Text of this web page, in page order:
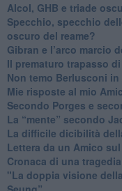
​Alcol, GHB e triade
​Specchio, specchio
oscuro del reame?
​Gibran e l’arco marcio
​Il prematuro trapasso di
​Non temo Berlusconi
​Mie risposte al mio
​Secondo Porges e
​La “mente” secondo
La difficile dicibilità
​Lettera da un Amico
​Cronaca di una
"​La doppia visione